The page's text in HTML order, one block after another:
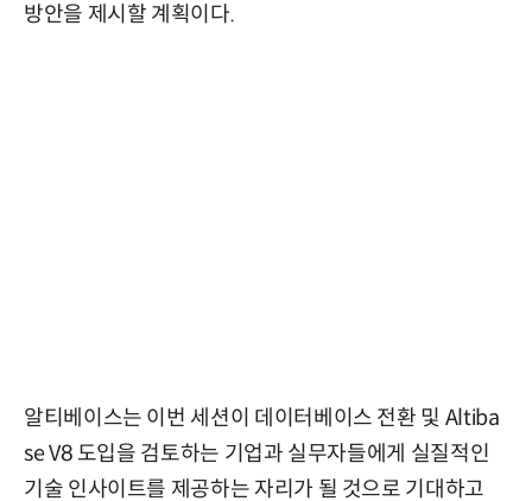
방안을 제시할 계획이다.
알티베이스는 이번 세션이 데이터베이스 전환 및 Altiba
se V8 도입을 검토하는 기업과 실무자들에게 실질적인
기술 인사이트를 제공하는 자리가 될 것으로 기대하고